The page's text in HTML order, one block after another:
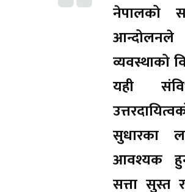
नेपालको
आन्दोलनले
व्यवस्थाको
यही
सुधारका
आवश्यक
सत्ता सुस्त